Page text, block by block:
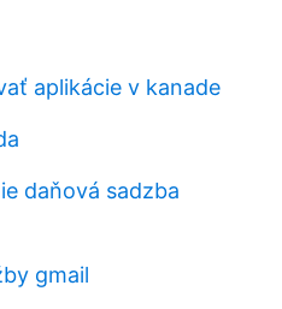
aplikácie v kanade
daňová sadzba
gmail